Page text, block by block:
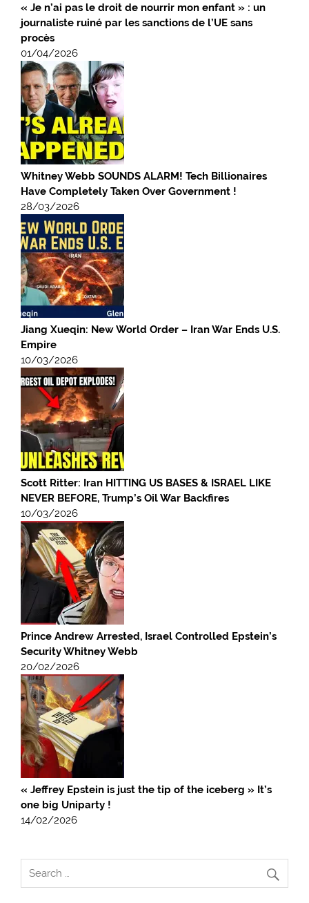
« Je n’ai pas le droit de nourrir mon enfant » : un
journaliste ruiné par les sanctions de l’UE sans
procès
01/04/2026
Whitney Webb SOUNDS ALARM! Tech Billionaires
Have Completely Taken Over Government !
28/03/2026
Jiang Xueqin: New World Order – Iran War Ends U.S.
Empire
10/03/2026
Scott Ritter: Iran HITTING US BASES & ISRAEL LIKE
NEVER BEFORE, Trump’s Oil War Backfires
10/03/2026
Prince Andrew Arrested, Israel Controlled Epstein’s
Security Whitney Webb
20/02/2026
« Jeffrey Epstein is just the tip of the iceberg » It’s
one big Uniparty !
14/02/2026